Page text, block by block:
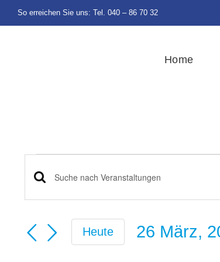
ZumSo erreichen Sie uns: Tel. 040 – 86 70 32
Home
Veranstaltungen
Suche
Bitte
eingeben.
Heute 26 März,